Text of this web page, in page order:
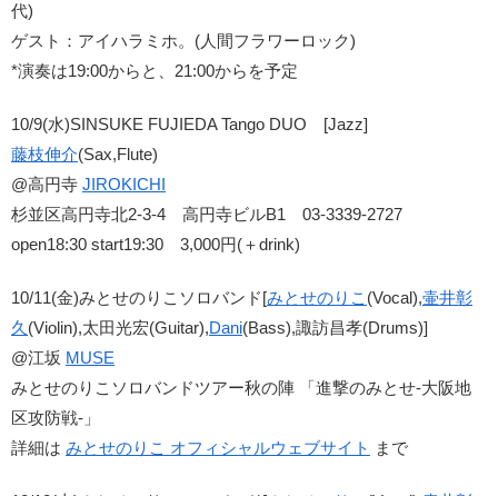
代)
ゲスト：アイハラミホ。(人間フラワーロック)
*演奏は19:00からと、21:00からを予定
10/9(水)SINSUKE FUJIEDA Tango DUO [Jazz]
藤枝伸介(Sax,Flute)
@高円寺 JIROKICHI
杉並区高円寺北2-3-4 高円寺ビルB1 03-3339-2727
open18:30 start19:30 3,000円(＋drink)
10/11(金)みとせのりこソロバンド[みとせのりこ (Vocal),壷井彰
久 (Violin),太田光宏(Guitar),Dani(Bass),諏訪昌孝(Drums)]
@江坂 MUSE
みとせのりこソロバンドツアー秋の陣 「進撃のみとせ-大阪地
区攻防戦-」
詳細は みとせのりこ オフィシャルウェブサイト まで